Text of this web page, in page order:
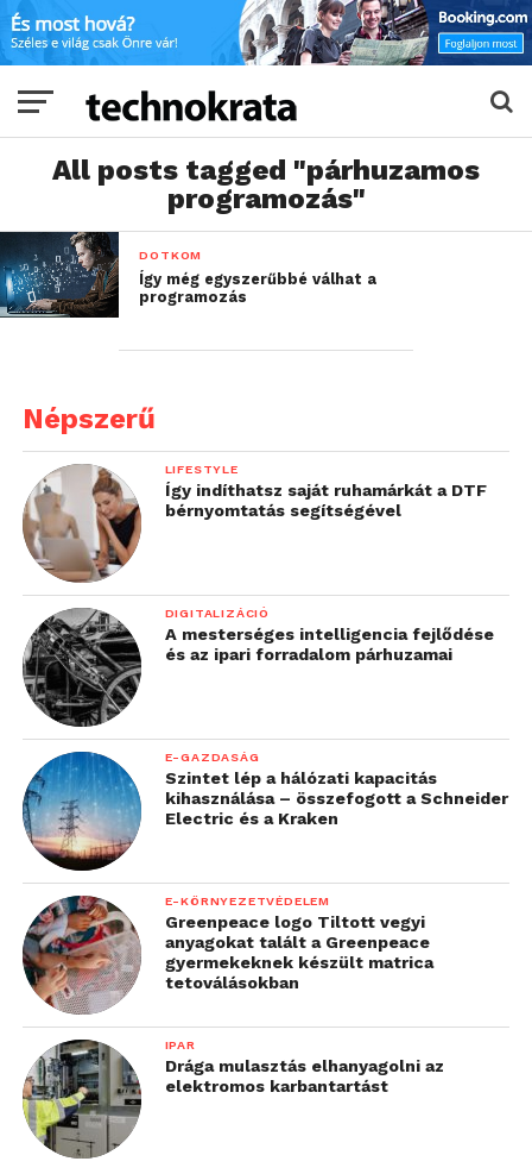
All posts tagged "párhuzamos
programozás"
DOTKOM
Így még egyszerűbbé válhat a
programozás
Népszerű
LIFESTYLE
Így indíthatsz saját ruhamárkát a DTF
bérnyomtatás segítségével
DIGITALIZÁCIÓ
A mesterséges intelligencia fejlődése
és az ipari forradalom párhuzamai
E-GAZDASÁG
Szintet lép a hálózati kapacitás
kihasználása – összefogott a Schneider
Electric és a Kraken
E-KÖRNYEZETVÉDELEM
Greenpeace logo Tiltott vegyi
anyagokat talált a Greenpeace
gyermekeknek készült matrica
tetoválásokban
IPAR
Drága mulasztás elhanyagolni az
elektromos karbantartást